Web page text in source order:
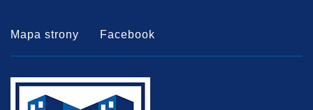
Mapa strony Facebook